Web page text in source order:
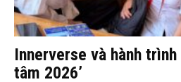
Innerverse và hành trình
tâm 2026’